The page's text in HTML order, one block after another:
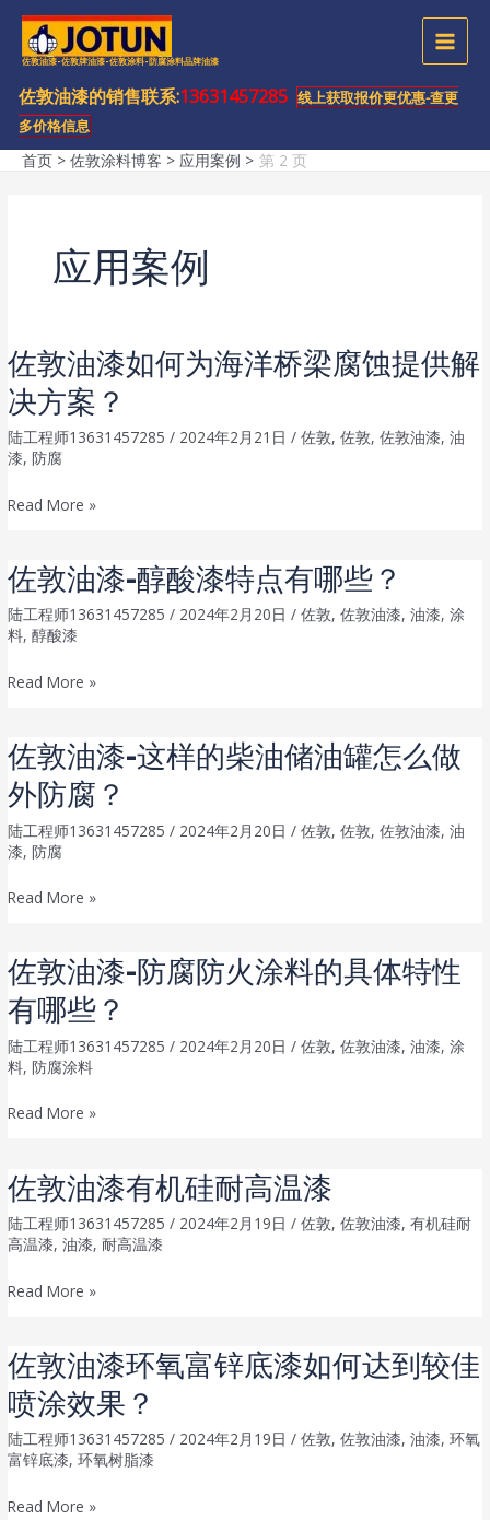
佐敦油漆-佐敦牌油漆-佐敦涂料-防腐涂料品牌油漆
佐敦油漆的销售联系:13631457285 线上获取报价更优惠-查更
多价格信息
首页 佐敦涂料博客 应用案例 第 2 页
应用案例
佐敦油漆如何为海洋桥梁腐蚀提供解
决方案？
陆工程师13631457285/ 2024年2月21日/佐敦,佐敦,佐敦油漆,油
漆, 防腐
佐
漆
如
何
海
桥
梁
腐
蚀
提
方
案？
Read More »
佐敦油漆-醇酸漆特点有哪些？
陆工程师13631457285/ 2024年2月20日/佐敦,佐敦油漆,油漆,涂
料,醇酸漆
佐
漆-
醇
漆
点
哪
些？
Read More »
佐敦油漆-这样的柴油储油罐怎么做
外防腐？
陆工程师13631457285/ 2024年2月20日/佐敦,佐敦,佐敦油漆,油
漆, 防腐
佐
漆-
这
的
油
油
罐
怎
么
腐？
Read More »
佐敦油漆-防腐防火涂料的具体特性
有哪些？
陆工程师13631457285/ 2024年2月20日/佐敦,佐敦油漆,油漆,涂
料, 防腐涂料
佐
漆-
防
腐
火
料
的
具
体
特
Read More »
佐敦油漆有机硅耐高温漆
陆工程师13631457285/ 2024年2月19日/佐敦,佐敦油漆,有机硅耐
高温漆,油漆, 耐高温漆
佐
漆
有
硅
高
Read More »
佐敦油漆环氧富锌底漆如何达到较佳
喷涂效果？
陆工程师13631457285/ 2024年2月19日/佐敦,佐敦油漆,油漆,环氧
富锌底漆,环氧树脂漆
佐
Read More »